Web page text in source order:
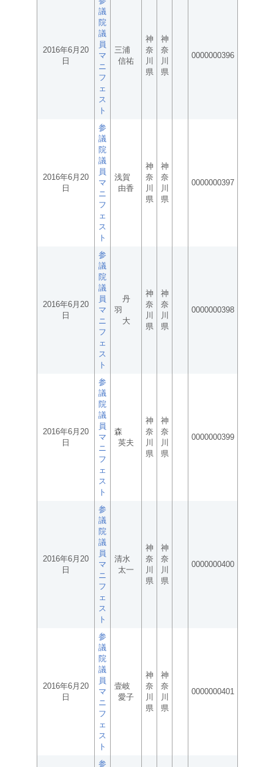
2016年6月20
日
議
院
議
員
マ
ニ
フ
ェ
ス
ト
三浦
信祐
神
奈
川
県
神
奈
川
県
0000000396
2016年6月20
日
参
議
院
議
員
マ
ニ
フ
ェ
ス
ト
浅賀
由香
神
奈
川
県
神
奈
川
県
0000000397
2016年6月20
日
参
議
院
議
員
マ
ニ
フ
ェ
ス
ト
丹
羽
大
神
奈
川
県
神
奈
川
県
0000000398
2016年6月20
日
参
議
院
議
員
マ
ニ
フ
ェ
ス
ト
森
英夫
神
奈
川
県
神
奈
川
県
0000000399
2016年6月20
日
参
議
院
議
員
マ
ニ
フ
ェ
ス
ト
清水
太一
神
奈
川
県
神
奈
川
県
0000000400
2016年6月20
日
参
議
院
議
員
マ
ニ
フ
ェ
ス
ト
壹岐
愛子
神
奈
川
県
神
奈
川
県
0000000401
参